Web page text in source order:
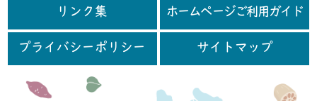
リンク集 ホームページご利用ガイド
プライバシーポリシー サイトマップ